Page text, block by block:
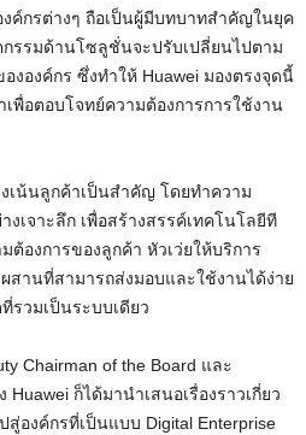
งค์กรต่างๆ ถือเป็นผู้มีบทบาทสำคัญในยุค
รรมด้านโซลูชั่นจะปรับเปลี่ยนไปตาม
งองค์กร ซึ่งทำให้ Huawei มองตรงจุดนี้
อตอบโจทย์ความต้องการการใช้งาน
เน้นลูกค้าเป็นสำคัญ โดยทำความ
งเจาะลึก เพื่อสร้างสรรค์เทคโนโลยีที
องการของลูกค้า หัวเว่ยให้บริการ
านที่สามารถส่งมอบและใช้งานได้ง่าย
รวมเป็นระบบเดียว
Chairman of the Board และ
ก็ได้มานำเสนอเรื่องราวเกี่ยว
องค์กรที่เป็นแบบ Digital Enterprise